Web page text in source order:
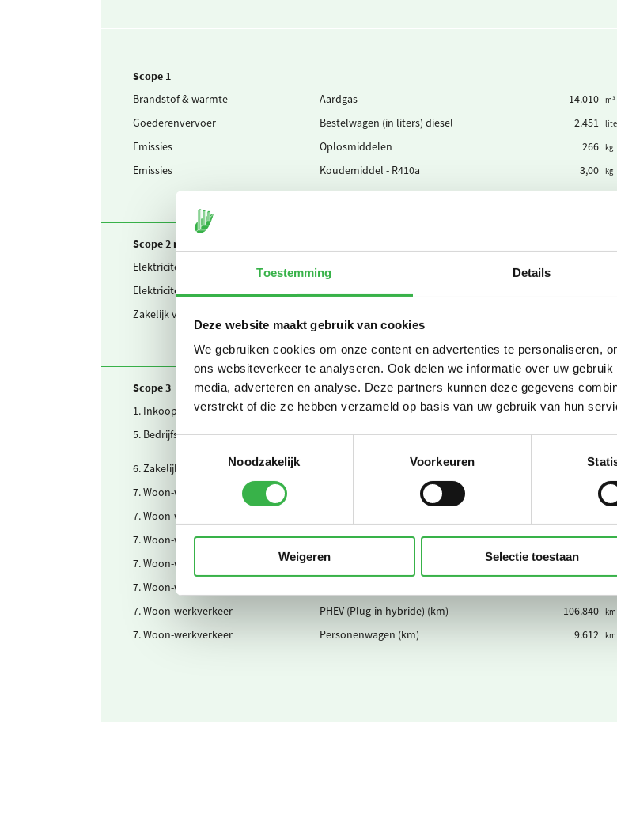
Toestemming Details
Deze website maakt gebruik van cookies
We gebruiken cookies om onze content en advertenties te personaliseren,
ons websiteverkeer te analyseren. Ook delen we informatie over uw
media, adverteren en analyse. Deze partners kunnen deze gegevens
verstrekt of die ze hebben verzameld op basis van uw gebruik van hun
Noodzakelijk
Voorkeuren
Weigeren Selectie toestaan
Scope 1
Brandstof & warmte
Aardgas 14.010 m³
Goederenvervoer Bestelwagen (in liters) diesel 2.451
Emissies Oplosmiddelen 266 kg
Emissies Koudemiddel - R410a 3,00 kg
Scope 2 market-based
Elektriciteit
Elektriciteit
Zakelijk verkeer
Scope 3
1. Inkoop
Drinkwater 1.755 m³
5. Bedrijfsafval Afvalwater 1.755
6. Zakelijk verkeer Gedeclareerde km privé auto's 4.599 km
7. Woon-werkverkeer 994.160
7. Woon-werkverkeer
7. Woon-werkverkeer Elektrische auto (km) 95.301 km
7. Woon-werkverkeer Fiets en lopen 131.883
7. Woon-werkverkeer
7. Woon-werkverkeer PHEV (Plug-in hybride) (km) 106.840 km
7. Woon-werkverkeer Personenwagen (km) 9.612 km